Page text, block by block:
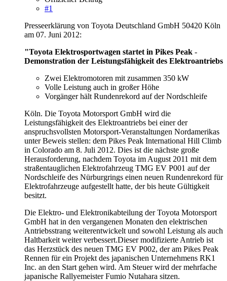
#1
Presseerklärung von Toyota Deutschland GmbH 50420 Köln
am 07. Juni 2012:
"Toyota Elektrosportwagen startet in Pikes Peak -
Demonstration der Leistungsfähigkeit des Elektroantriebs
Zwei Elektromotoren mit zusammen 350 kW
Volle Leistung auch in großer Höhe
Vorgänger hält Rundenrekord auf der Nordschleife
Köln. Die Toyota Motorsport GmbH wird die
Leistungsfähigkeit des Elektroantriebs bei einer der
anspruchsvollsten Motorsport-Veranstaltungen Nordamerikas
unter Beweis stellen: dem Pikes Peak International Hill Climb
in Colorado am 8. Juli 2012. Dies ist die nächste große
Herausforderung, nachdem Toyota im August 2011 mit dem
straßentauglichen Elektrofahrzeug TMG EV P001 auf der
Nordschleife des Nürburgrings einen neuen Rundenrekord für
Elektrofahrzeuge aufgestellt hatte, der bis heute Gültigkeit
besitzt.
Die Elektro- und Elektronikabteilung der Toyota Motorsport
GmbH hat in den vergangenen Monaten den elektrischen
Antriebsstrang weiterentwickelt und sowohl Leistung als auch
Haltbarkeit weiter verbessert.Dieser modifizierte Antrieb ist
das Herzstück des neuen TMG EV P002, der am Pikes Peak
Rennen für ein Projekt des japanischen Unternehmens RK1
Inc. an den Start gehen wird. Am Steuer wird der mehrfache
japanische Rallyemeister Fumio Nutahara sitzen.